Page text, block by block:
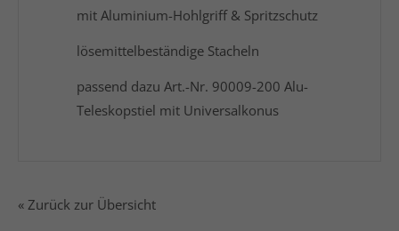
mit Aluminium-Hohlgriff & Spritzschutz
lösemittelbeständige Stacheln
passend dazu Art.-Nr. 90009-200 Alu-
Teleskopstiel mit Universalkonus
« Zurück zur Übersicht